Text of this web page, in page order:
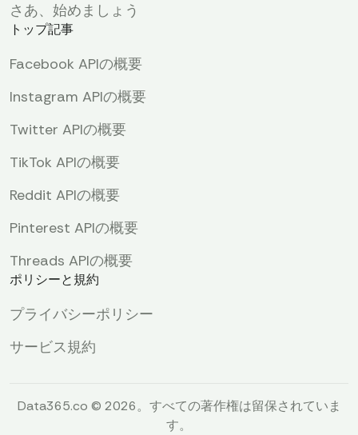
さあ、始めましょう
トップ記事
Facebook APIの概要
Instagram APIの概要
Twitter APIの概要
TikTok APIの概要
Reddit APIの概要
Pinterest APIの概要
Threads APIの概要
ポリシーと規約
プライバシーポリシー
サービス規約
Data365.co © 2026。すべての著作権は留保されていま
す。